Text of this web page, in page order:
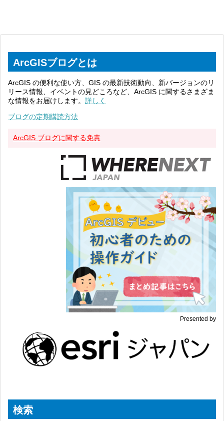
ArcGISブログとは
ArcGIS の便利な使い方、GIS の最新技術動向、新バージョンのリ
リース情報、イベントの見どころなど、ArcGIS に関するさまざま
な情報をお届けします。 詳しく
ブログの定期購読方法
ArcGIS ブログに関する免責
Presented by
検索